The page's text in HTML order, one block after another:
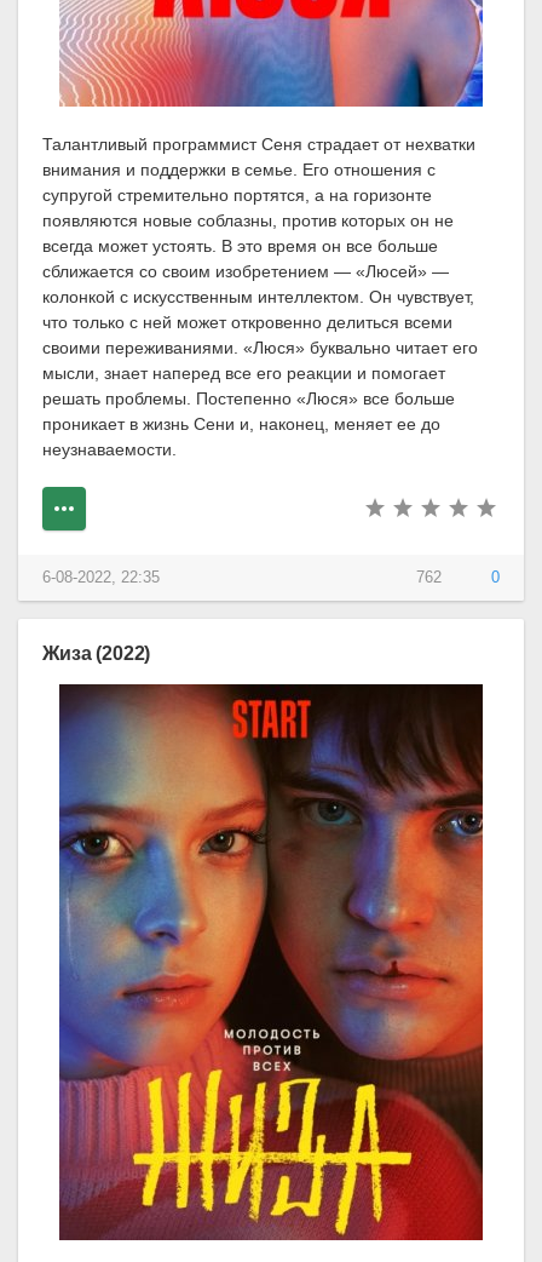
Талантливый программист Сеня страдает от нехватки
внимания и поддержки в семье. Его отношения с
супругой стремительно портятся, а на горизонте
появляются новые соблазны, против которых он не
всегда может устоять. В это время он все больше
сближается со своим изобретением — «Люсей» —
колонкой с искусственным интеллектом. Он чувствует,
что только с ней может откровенно делиться всеми
своими переживаниями. «Люся» буквально читает его
мысли, знает наперед все его реакции и помогает
решать проблемы. Постепенно «Люся» все больше
проникает в жизнь Сени и, наконец, меняет ее до
неузнаваемости.
762 0
6-08-2022, 22:35
Жиза (2022)